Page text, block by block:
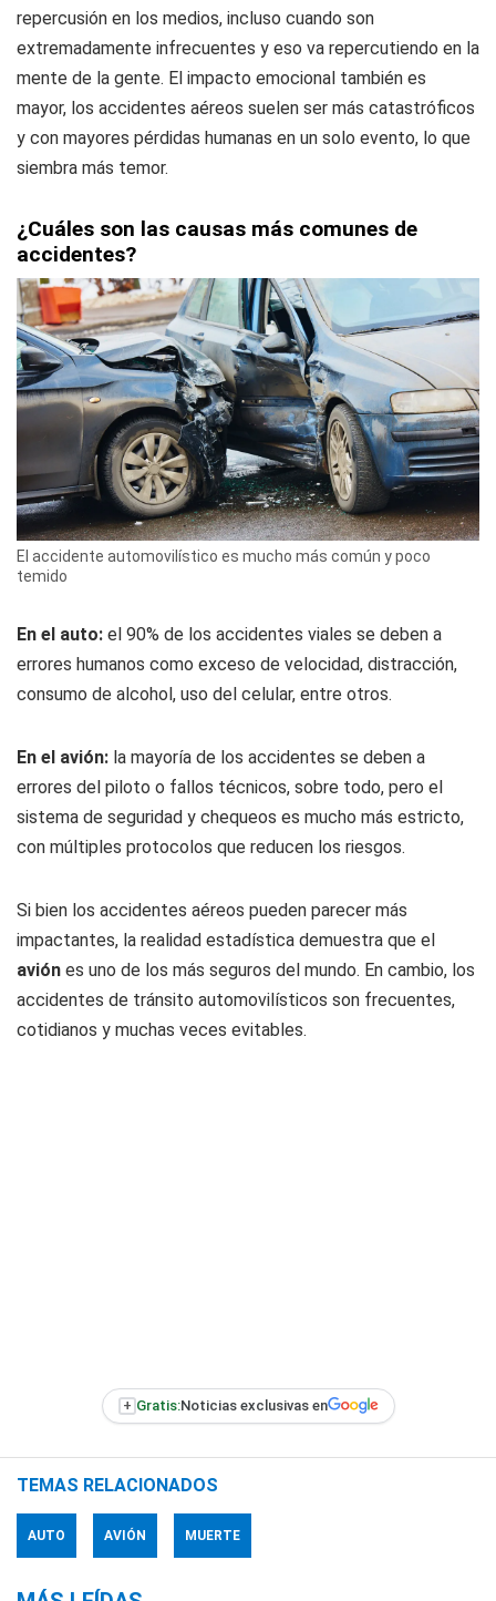
repercusión en los medios, incluso cuando son
extremadamente infrecuentes y eso va repercutiendo en la
mente de la gente. El impacto emocional también es
mayor, los accidentes aéreos suelen ser más catastróficos
y con mayores pérdidas humanas en un solo evento, lo que
siembra más temor.
¿Cuáles son las causas más comunes de
accidentes?
El accidente automovilístico es mucho más común y poco
temido
En el auto: el 90% de los accidentes viales se deben a
errores humanos como exceso de velocidad, distracción,
consumo de alcohol, uso del celular, entre otros.
En el avión: la mayoría de los accidentes se deben a
errores del piloto o fallos técnicos, sobre todo, pero el
sistema de seguridad y chequeos es mucho más estricto,
con múltiples protocolos que reducen los riesgos.
Si bien los accidentes aéreos pueden parecer más
impactantes, la realidad estadística demuestra que el
avión es uno de los más seguros del mundo. En cambio, los
accidentes de tránsito automovilísticos son frecuentes,
cotidianos y muchas veces evitables.
+ Gratis:Noticias exclusivas en
TEMAS RELACIONADOS
AUTO AVIÓN MUERTE